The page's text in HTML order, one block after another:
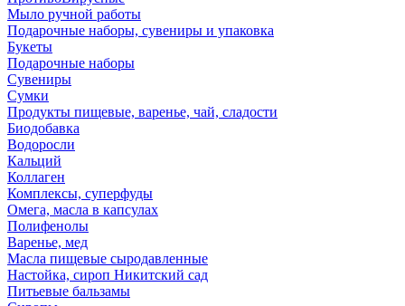
Мыло ручной работы
Подарочные наборы, сувениры и упаковка
Букеты
Подарочные наборы
Сувениры
Сумки
Продукты пищевые, варенье, чай, сладости
Биодобавка
Водоросли
Кальций
Коллаген
Комплексы, суперфуды
Омега, масла в капсулах
Полифенолы
Варенье, мед
Масла пищевые сыродавленные
Настойка, сироп Никитский сад
Питьевые бальзамы